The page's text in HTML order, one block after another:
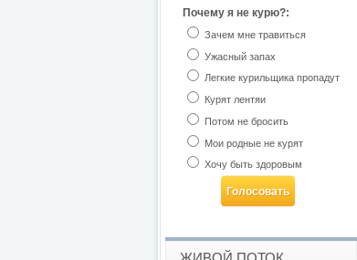
Почему я не курю?:
Зачем мне травиться
Ужасный запах
Легкие курильщика пропадут
Курят лентяи
Потом не бросить
Мои родные не курят
Хочу быть здоровым